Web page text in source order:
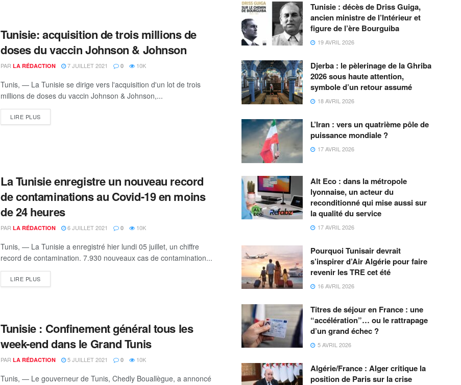
Tunisie: acquisition de trois millions de
doses du vaccin Johnson & Johnson
PAR LA RÉDACTION 7 JUILLET 2021 0 10K
Tunis, — La Tunisie se dirige vers l'acquisition d'un lot de trois
millions de doses du vaccin Johnson & Johnson,...
LIRE PLUSDETAILS
La Tunisie enregistre un nouveau record
de contaminations au Covid-19 en moins
de 24 heures
PAR LA RÉDACTION 6 JUILLET 2021 0 10K
Tunis, — La Tunisie a enregistré hier lundi 05 juillet, un chiffre
record de contamination. 7.930 nouveaux cas de contamination...
LIRE PLUSDETAILS
Tunisie : Confinement général tous les
week-end dans le Grand Tunis
PAR LA RÉDACTION 5 JUILLET 2021 0 10K
Tunis, — Le gouverneur de Tunis, Chedly Bouallègue, a annoncé
Tunisie : décès de Driss Guiga,
ancien ministre de l’Intérieur et
figure de l’ère Bourguiba
19 AVRIL 2026
Djerba : le pèlerinage de la Ghriba
2026 sous haute attention,
symbole d’un retour assumé
18 AVRIL 2026
L’Iran : vers un quatrième pôle de
puissance mondiale ?
17 AVRIL 2026
Alt Eco : dans la métropole
lyonnaise, un acteur du
reconditionné qui mise aussi sur
la qualité du service
17 AVRIL 2026
Pourquoi Tunisair devrait
s’inspirer d’Air Algérie pour faire
revenir les TRE cet été
16 AVRIL 2026
Titres de séjour en France : une
“accélération”… ou le rattrapage
d’un grand échec ?
5 AVRIL 2026
Algérie/France : Alger critique la
position de Paris sur la crise